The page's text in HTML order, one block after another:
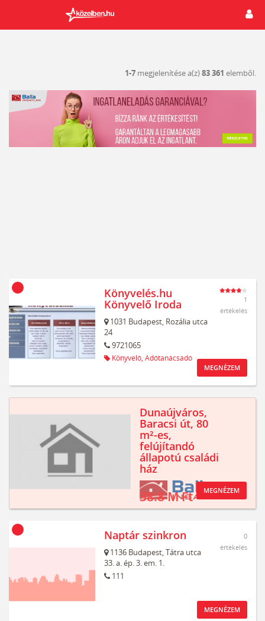
1-7 megjelenítése a(z)83 361 elemből.
Könyvelés.hu
Könyvelő Iroda
1031 Budapest, Rozália utca
24
9721065
Könyvelő, Adótanácsadó
1
értékelés
MEGNÉZEM
Dunaújváros,
Baracsi út, 80
m²-es,
felújítandó
állapotú családi
ház
38.8 M Ft MEGNÉZEM
Naptár szinkron
1136 Budapest,Tátra utca
33. a. ép. 3. em. 1.
111
0
értékelés
MEGNÉZEM